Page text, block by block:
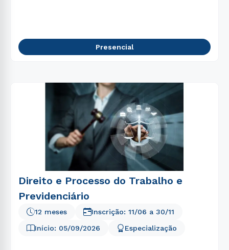
Presencial
Direito e Processo do Trabalho e
Previdenciário
Início: 05/09/2026 Especialização
12 meses Inscrição: 11/06 a 30/11